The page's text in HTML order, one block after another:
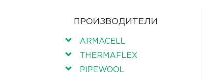
ПРОИЗВОДИТЕЛИ
ARMACELL
THERMAFLEX
PIPEWOOL